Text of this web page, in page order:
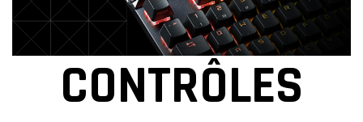
CONTRÔLES